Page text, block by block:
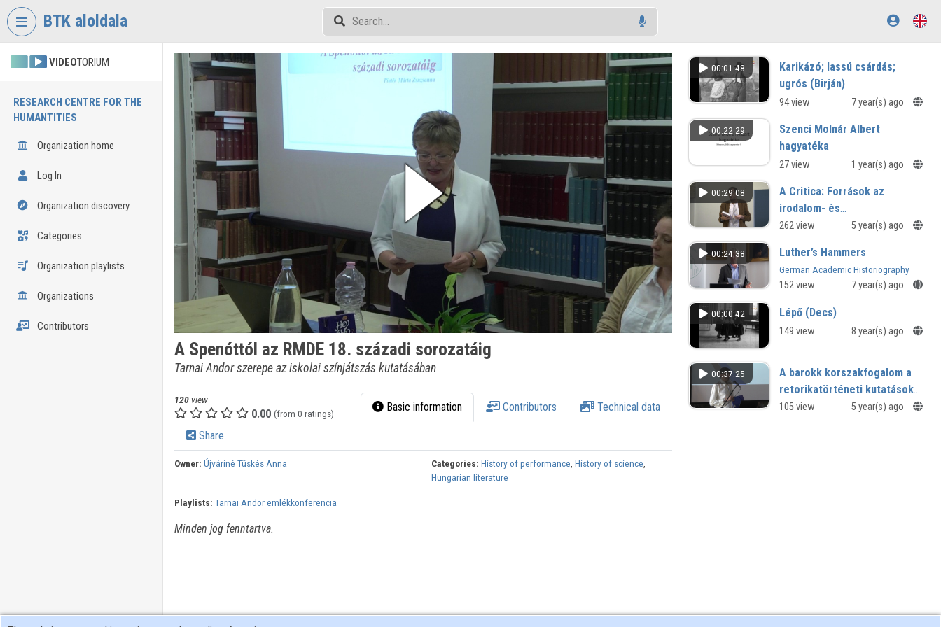
Skip header
BTK aloldala
VIDEOTORIUM
RESEARCH CENTRE FOR THE
HUMANTITIES
Organization home
Log In
Organization discovery
Categories
Organization playlists
Organizations
Contributors
A Spenóttól az RMDE 18. századi sorozatáig
Tarnai Andor szerepe az iskolai színjátszás kutatásában
120view
0.00 (from 0 ratings) Basic information Contributors Technical data
Share
Owner: Újváriné Tüskés Anna Categories: History of performance,History of science,
Hungarian literature
Playlists: Tarnai Andor emlékkonferencia
Minden jog fenntartva.
00:01:48
Karikázó; lassú csárdás;
ugrós (Birján)
94 view 7 year(s) ago
00:22:29
Szenci Molnár Albert
hagyatéka
27 view 1 year(s) ago
00:29:08
A Critica: Források az
irodalom- és
kultúratudományi szakkritika
könyv bemutatása
262 view 5 year(s) ago
00:24:38 Luther’s Hammers
German Academic Historiography
and Popular Memory of the
2017 Anniversary
152 view 7 year(s) ago
00:00:42 Lépő (Decs)
149 view 8 year(s) ago
00:37:25
A barokk korszakfogalom a
retorikatörténeti kutatások
kiteljesedése után
105 view 5 year(s) ago